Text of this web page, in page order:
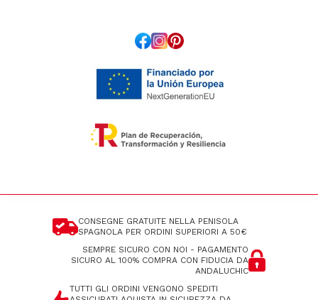
CONSEGNE GRATUITE NELLA PENISOLA
SPAGNOLA PER ORDINI SUPERIORI A 50€
SEMPRE SICURO CON NOI - PAGAMENTO
SICURO AL 100% COMPRA CON FIDUCIA DA
ANDALUCHIC
TUTTI GLI ORDINI VENGONO SPEDITI